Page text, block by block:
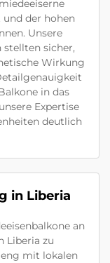
der hohen
Unsere
stellten sicher,
Wirkung
in das
Expertise
deutlich
in Liberia
an
Liberia zu
mit lokalen